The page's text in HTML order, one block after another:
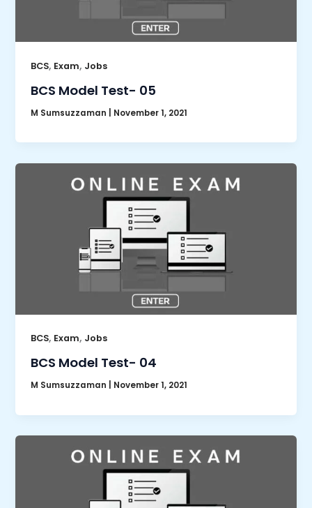
BCS, Exam, Jobs
BCS Model Test- 05
M Sumsuzzaman November 1, 2021
BCS, Exam, Jobs
BCS Model Test- 04
M Sumsuzzaman November 1, 2021